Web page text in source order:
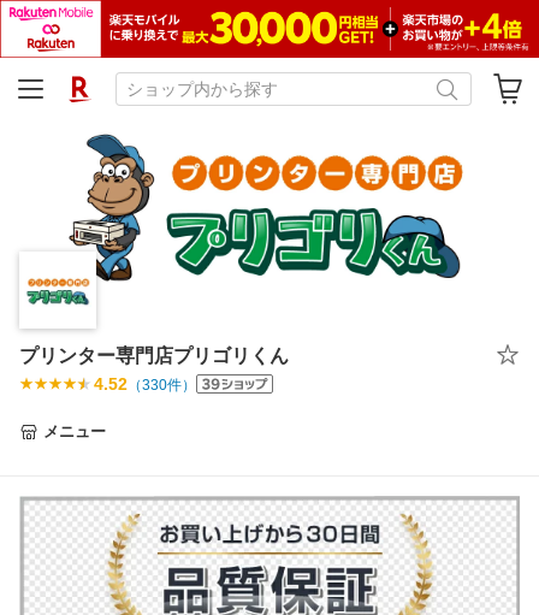
プリンター専門店プリゴリくん
4.52 （330件）
メニュー